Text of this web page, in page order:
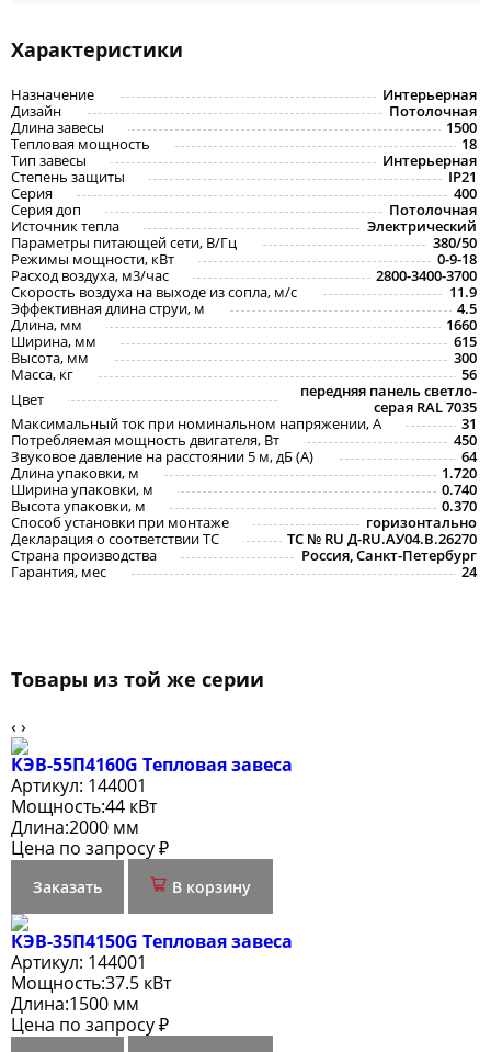
Характеристики
Назначение
Интерьерная
Дизайн
Потолочная
Длина завесы
1500
Тепловая мощность
18
Тип завесы
Интерьерная
Степень защиты
IP21
Серия
400
Серия доп
Потолочная
Источник тепла
Электрический
Параметры питающей сети, В/Гц
380/50
Режимы мощности, кВт
0-9-18
Расход воздуха, м3/час
2800-3400-3700
Скорость воздуха на выходе из сопла, м/с
11.9
Эффективная длина струи, м
4.5
Длина, мм
1660
Ширина, мм
615
Высота, мм
300
Масса, кг
56
Цвет
передняя панель светло-
серая RAL 7035
Максимальный ток при номинальном напряжении, A
31
Потребляемая мощность двигателя, Вт
450
Звуковое давление на расстоянии 5 м, дБ (A)
64
Длина упаковки, м
1.720
Ширина упаковки, м
0.740
Высота упаковки, м
0.370
Способ установки при монтаже
горизонтально
Декларация о соответствии ТС
ТС № RU Д-RU.АУ04.B.26270
Страна производства
Россия, Санкт-Петербург
Гарантия, мес
24
Товары из той же серии
‹ ›
КЭВ-55П4160G Тепловая завеса
Артикул: 144001
Мощность:44 кВт
Длина:2000 мм
Цена по запросу ₽
Заказать В корзину
КЭВ-35П4150G Тепловая завеса
Артикул: 144001
Мощность:37.5 кВт
Длина:1500 мм
Цена по запросу ₽